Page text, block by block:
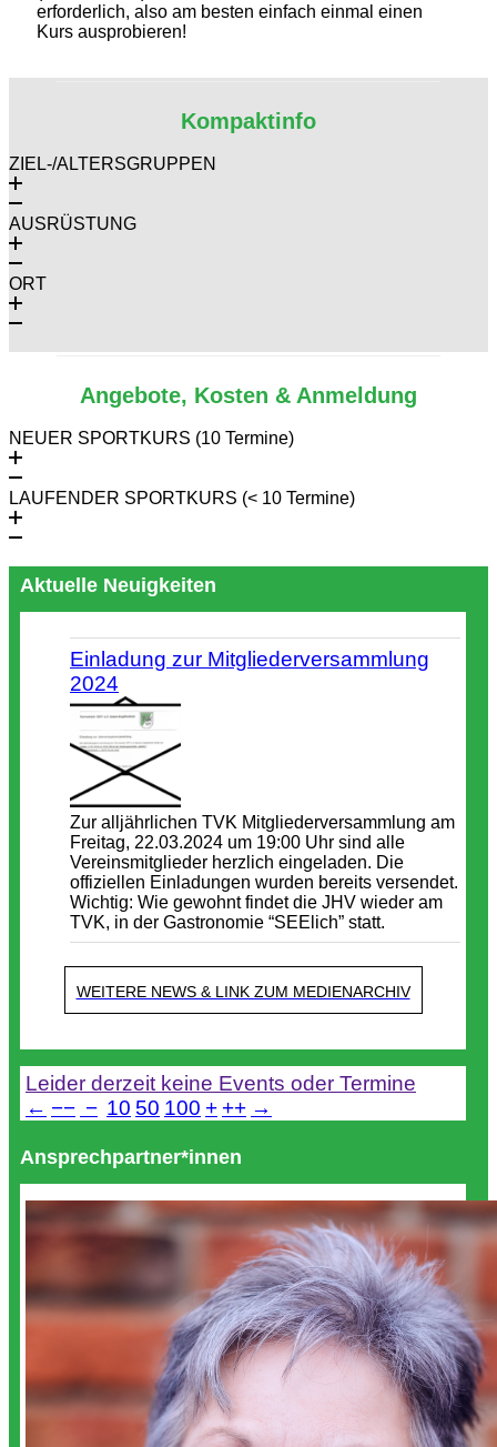
erforderlich, also am besten einfach einmal einen
Kurs ausprobieren!
Kompaktinfo
ZIEL-/ALTERSGRUPPEN
AUSRÜSTUNG
ORT
Angebote, Kosten & Anmeldung
NEUER SPORTKURS (10 Termine)
LAUFENDER SPORTKURS (< 10 Termine)
Aktuelle Neuigkeiten
Einladung zur Mitgliederversammlung
2024
Zur alljährlichen TVK Mitgliederversammlung am
Freitag, 22.03.2024 um 19:00 Uhr sind alle
Vereinsmitglieder herzlich eingeladen. Die
offiziellen Einladungen wurden bereits versendet.
Wichtig: Wie gewohnt findet die JHV wieder am
TVK, in der Gastronomie “SEElich” statt.
WEITERE NEWS & LINK ZUM MEDIENARCHIV
Leider derzeit keine Events oder Termine
← −− − 10 50 100 + ++ →
Ansprechpartner*innen